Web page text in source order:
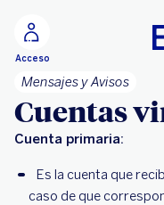
Acceso
Mensajes y Avisos
Cuentas
Cuenta primaria:
Es la cuenta que
caso de que